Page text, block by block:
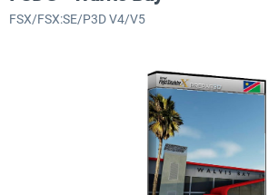
FSX/FSX:SE/P3D V4/V5